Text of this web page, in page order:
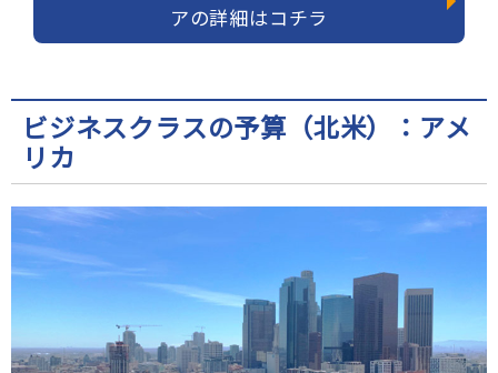
アの詳細はコチラ
ビジネスクラスの予算（北米）：アメ
リカ